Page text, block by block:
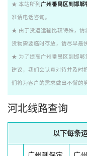
★ 本站所列 广州番禺区到邯郸
准请电话咨询。
★ 由于货运运输比较特殊，请
货物需要临时存放，请尽早最
★ 为了提高广州番禺区到邯郸
建议，我们会认真对待并及时
们将为客户的需求做出不懈的
河北线路查询
以下每条